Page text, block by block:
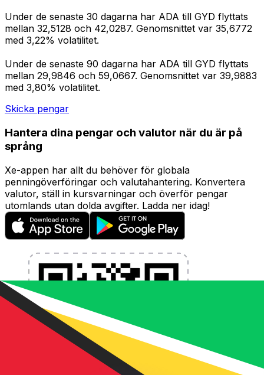
Under de senaste 30 dagarna har ADA till GYD flyttats
mellan 32,5128 och 42,0287. Genomsnittet var 35,6772
med 3,22% volatilitet.
Under de senaste 90 dagarna har ADA till GYD flyttats
mellan 29,9846 och 59,0667. Genomsnittet var 39,9883
med 3,80% volatilitet.
Skicka pengar
Hantera dina pengar och valutor när du är på
språng
Xe-appen har allt du behöver för globala
penningöverföringar och valutahantering. Konvertera
valutor, ställ in kursvarningar och överför pengar
utomlands utan dolda avgifter. Ladda ner idag!